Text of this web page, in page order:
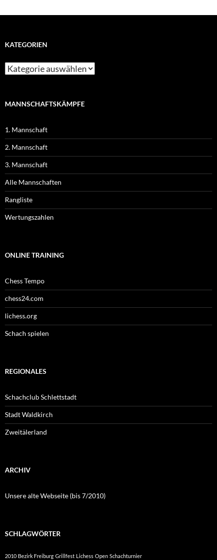
KATEGORIEN
MANNSCHAFTSKÄMPFE
1. Mannschaft
2. Mannschaft
3. Mannschaft
Alle Mannschaften
Rangliste
Wertungszahlen
ONLINE TRAINING
Chess Tempo
chess24.com
lichess.org
Schach spielen
REGIONALES
Schachclub Schlettstadt
Stadt Waldkirch
Zweitälerland
ARCHIV
Unsere alte Webseite (bis 7/2010)
SCHLAGWÖRTER
2010 Bezirk Freiburg Grillfest Lichess Open Schachturnier